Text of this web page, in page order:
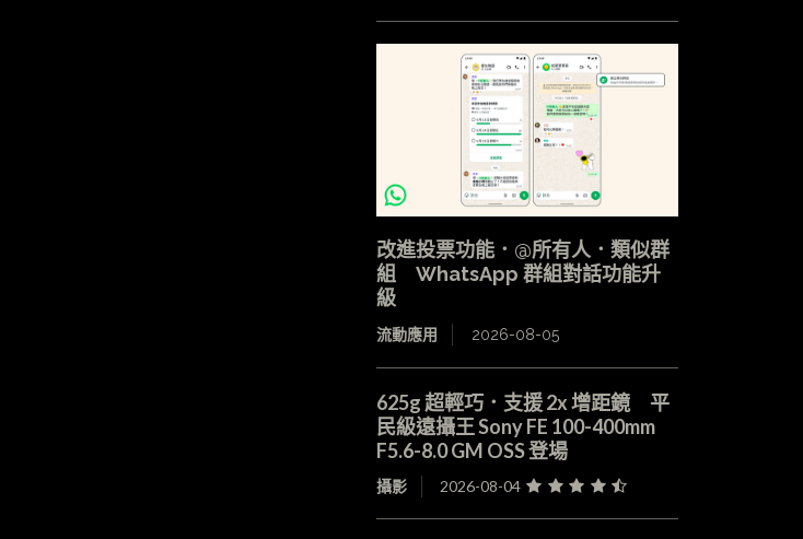
改進投票功能．@所有人．類似群
組 WhatsApp 群組對話功能升
級
流動應用 2026-08-05
625g 超輕巧．支援 2x 增距鏡 平
民級遠攝王 Sony FE 100-400mm
F5.6-8.0 GM OSS 登場
攝影 2026-08-04